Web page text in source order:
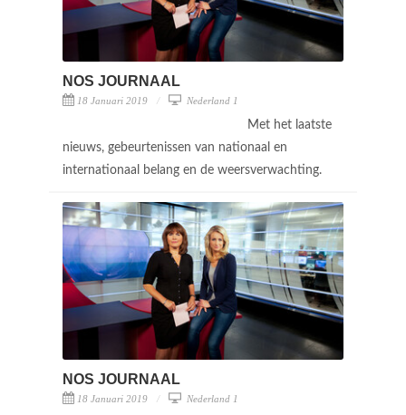
NOS JOURNAAL
18 Januari 2019 Nederland 1
Met het laatste
nieuws, gebeurtenissen van nationaal en
internationaal belang en de weersverwachting.
NOS JOURNAAL
18 Januari 2019 Nederland 1